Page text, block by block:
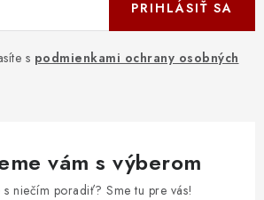
s podmienkami ochrany osobných
PRIHLÁSIŤ SA
vám s výberom
s niečím poradiť? Sme tu pre vás!